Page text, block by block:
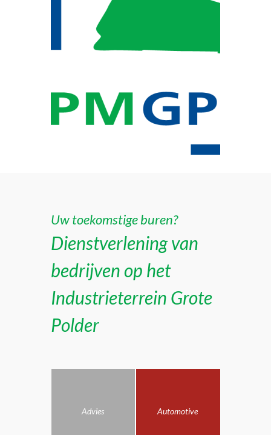
Uw toekomstige buren?
Dienstverlening van
bedrijven op het
Industrieterrein Grote
Polder
Advies Automotive